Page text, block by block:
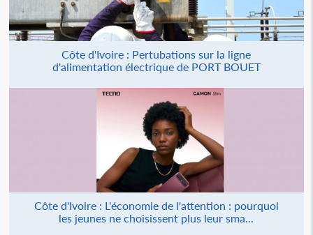
Côte d'Ivoire : Pertubations sur la ligne
d'alimentation électrique de PORT BOUET
Côte d'Ivoire : L'économie de l'attention : pourquoi
les jeunes ne choisissent plus leur sma...